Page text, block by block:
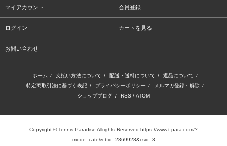
マイアカウント 会員登録
ログイン カートを見る
お問い合わせ
ホーム / 支払い方法について / 配送・送料について / 返品について /
特定商取引法に基づく表記 / プライバシーポリシー / メルマガ登録・解除 /
ショップブログ / RSS / ATOM
Copyright © Tennis Paradise Allrights Reserved https://www.t-para.com/?
mode=cate&cbid=2869928&csid=3